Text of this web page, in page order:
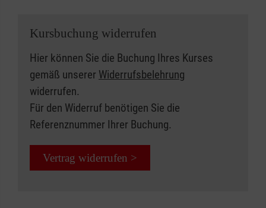
Kursbuchung widerrufen
Hier können Sie die Buchung Ihres Kurses
gemäß unserer Widerrufsbelehrung
widerrufen.
Für den Widerruf benötigen Sie die
Referenznummer Ihrer Buchung.
Vertrag widerrufen >